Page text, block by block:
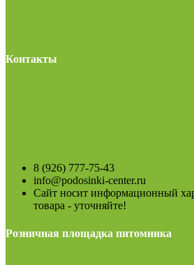
Контакты
8 (926) 777-75-43
info@podosinki-center.ru
Сайт носит информационный
товара - уточняйте!
Розничная площадка питомника